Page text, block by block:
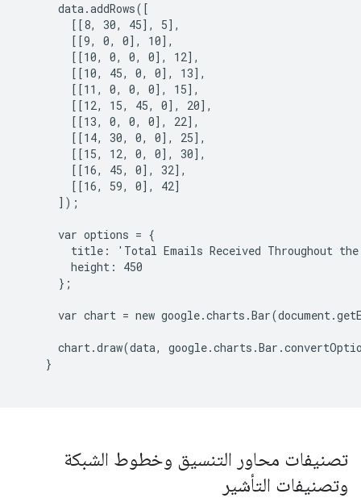
      data.addRows([
        [[8, 30, 45], 5],
        [[9, 0, 0], 10],
        [[10, 0, 0, 0], 12],
        [[10, 45, 0, 0], 13],
        [[11, 0, 0, 0], 15],
        [[12, 15, 45, 0], 20],
        [[13, 0, 0, 0], 22],
        [[14, 30, 0, 0], 25],
        [[15, 12, 0, 0], 30],
        [[16, 45, 0], 32],
        [[16, 59, 0], 42]
      ]);
      var options = {
title: 'Total Emails Received Throughout
        height: 450
      };
var chart = new
chart.draw(data,
    }
تصنيفات محاور التنسيق وخطوط الشبكة
وتصنيفات التأشير